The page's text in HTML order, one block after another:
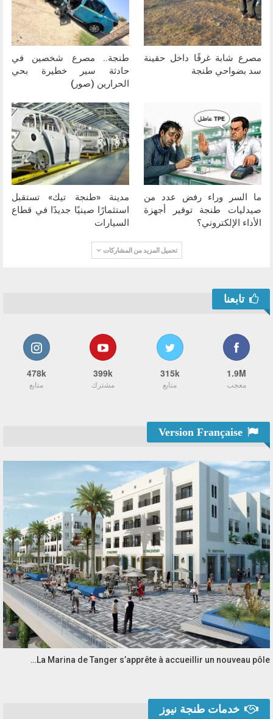
مصرع شابة غرقًا داخل حقينة
سد بضواحي طنجة
طنجة.. مصرع شخصين في
حادثة سير خطيرة بحي
الحرارين (صور)
ما السر وراء رفض عدد من
صيدليات طنجة توفير أجهزة
الأداء الإلكتروني؟
مدينة «طنجة تيك» تستقبل
استثمارًا صينيًا جديدًا في قطاع
السيارات
تحميل المزيد من المشاركات
تابعنا
1.9M
معجب
315k
متابع
399k
مشترك
478k
متابع
La Marina de Tanger s’apprête à accueillir un nouveau pôle…
خدمات طنجة نيوز